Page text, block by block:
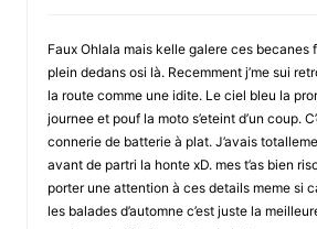
Faux Ohlala mais kelle galere ces becanes
plein dedans osi là. Recemment j’me sui
la route comme une idite. Le ciel bleu la
journee et pouf la moto s’eteint d’un coup.
connerie de batterie à plat. J’avais
avant de partri la honte xD. mes t’as bien
porter une attention à ces details meme si
les balades d’automne c’est juste la